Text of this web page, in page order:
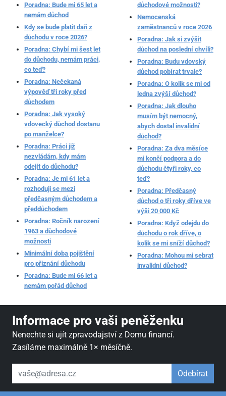
Poradna: Bude mi 65 let a
nemám důchod
Kdy se bude platit daň z
důchodu v roce 2026?
Poradna: Chybí mi šest let
do důchodu, nemám práci,
co teď?
Poradna: Nečekaná
výpověď tři roky před
důchodem
Poradna: Jak vysoký
vdovecký důchod dostanu
po manželce?
Poradna: Práci již
nezvládám, kdy mám
odejít do důchodu?
Poradna: Je mi 61 let a
rozhoduji se mezi
předčasným důchodem a
předdůchodem
Poradna: Ročník narození
1963 a důchodové
možnosti
Minimální doba pojištění
pro přiznání důchodu
Poradna: Bude mi 66 let a
nemám pořád důchod
důchodové možnosti?
Nemocenská
zaměstnanců v roce 2026
Poradna: Jak si zvýšit
důchod na poslední chvíli?
Poradna: Budu vdovský
důchod pobírat trvale?
Poradna: O kolik se mi od
ledna zvýší důchod?
Poradna: Jak dlouho
musím být nemocný,
abych dostal invalidní
důchod?
Poradna: Za dva měsíce
mi končí podpora a do
důchodu čtyři roky, co
teď?
Poradna: Předčasný
důchod o tři roky dříve ve
výši 20 000 Kč
Poradna: Když odejdu do
důchodu o rok dříve, o
kolik se mi sníží důchod?
Poradna: Mohou mi sebrat
invalidní důchod?
Informace pro vaši peněženku
Nenechte si ujít zpravodajství z Domu financí.
Zasíláme maximálně 1× měsíčně.
váš email Odebírat